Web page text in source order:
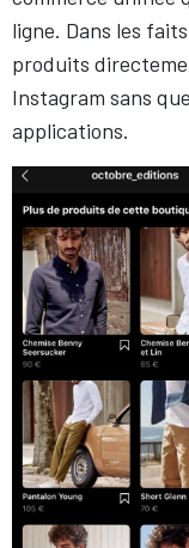
ligne. Dans les
produits
Instagram sans
applications.